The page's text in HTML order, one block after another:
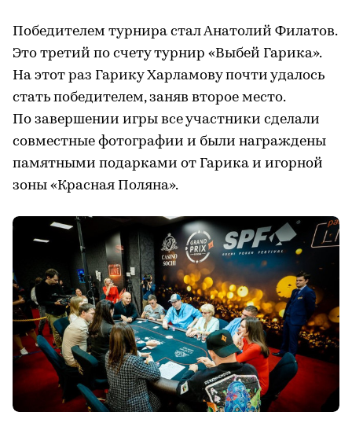
Победителем турнира стал Анатолий Филатов.
Это третий по счету турнир «Выбей Гарика».
На этот раз Гарику Харламову почти удалось
стать победителем, заняв второе место.
По завершении игры все участники сделали
совместные фотографии и были награждены
памятными подарками от Гарика и игорной
зоны «Красная Поляна».